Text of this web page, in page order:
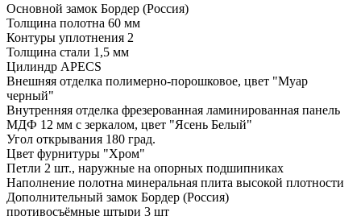
Основной замок Бордер (Россия)
Толщина полотна 60 мм
Контуры уплотнения 2
Толщина стали 1,5 мм
Цилиндр АPECS
Внешняя отделка полимерно-порошковое, цвет "Муар
черный"
Внутренняя отделка фрезерованная ламинированная панель
МДФ 12 мм с зеркалом, цвет "Ясень Белый"
Угол открывания 180 град.
Цвет фурнитуры "Хром"
Петли 2 шт., наружные на опорных подшипниках
Наполнение полотна минеральная плита высокой плотности
Дополнительный замок Бордер (Россия)
противосъёмные штыри 3 шт